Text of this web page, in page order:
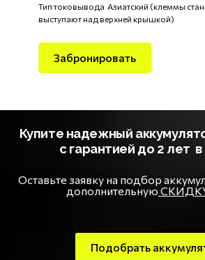
Тип токовывода Азиатский (клеммы
выступают над верхней крышкой)
Забронировать
Купите надежный
с гарантией до 2 лет
Оставьте заявку на подбор
дополнительную
Подобрать